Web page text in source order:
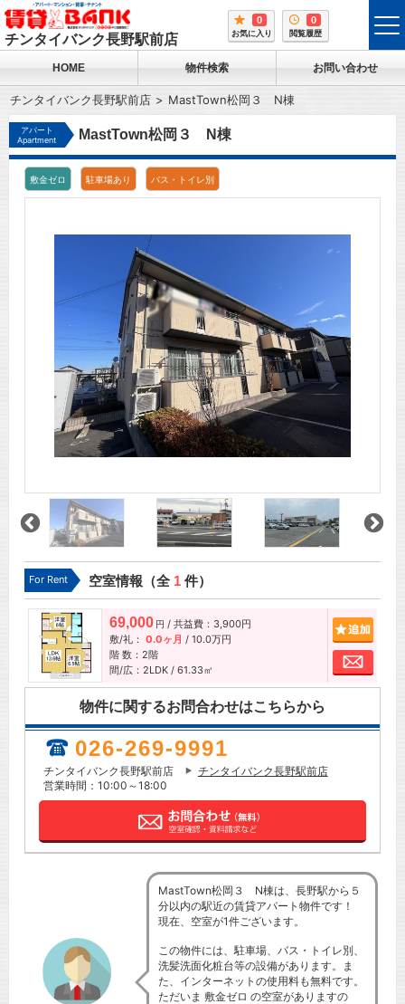
チンタイバンク長野駅前店
0
お気に入り
0
閲覧履歴
HOME 物件検索 お問い合わせ
チンタイバンク長野駅前店 MastTown松岡３ N棟
アパート
Apartment
MastTown松岡３ N棟
敷金ゼロ 駐車場あり バス・トイレ別
For Rent 空室情報（全 1件）
69,000 円 / 共益費：3,900円
敷/礼： 0.0ヶ月 / 10.0万円
階 数：2階
間/広：2LDK / 61.33㎡
お問
物件に関するお問合わせはこちらから
026-269-9991
チンタイバンク長野駅前店
チンタイバンク長野駅前店
営業時間：10:00～18:00
MastTown松岡３ N棟は、長野駅から５
分以内の駅近の賃貸アパート物件です！
現在、空室が1件ございます。
この物件には、駐車場、バス・トイレ別、
洗髪洗面化粧台等の設備があります。ま
た、インターネットの使用料も無料です。
ただいま 敷金ゼロ の空室がありますの